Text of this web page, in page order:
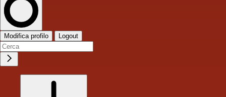
Modifica profilo Logout